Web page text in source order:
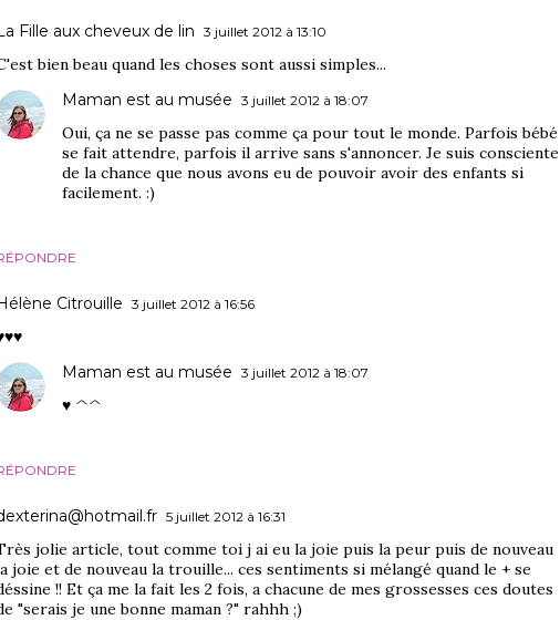
Fille aux cheveux de lin 3 juillet 2012 à 13:10
bien beau quand les choses sont aussi simples...
Maman est au musée 3 juillet 2012 à 18:07
Oui, ça ne se passe pas comme ça pour tout le monde. Parfois bébé
se fait attendre, parfois il arrive sans s'annoncer. Je suis consciente
de la chance que nous avons eu de pouvoir avoir des enfants si
facilement. :)
Citrouille 3 juillet 2012 à 16:56
Maman est au musée 3 juillet 2012 à 18:07
♥ ^^
5 juillet 2012 à 16:31
jolie article, tout comme toi j ai eu la joie puis la peur puis de nouveau
joie et de nouveau la trouille... ces sentiments si mélangé quand le + se
!! Et ça me la fait les 2 fois, a chacune de mes grossesses ces doutes
"serais je une bonne maman ?" rahhh ;)